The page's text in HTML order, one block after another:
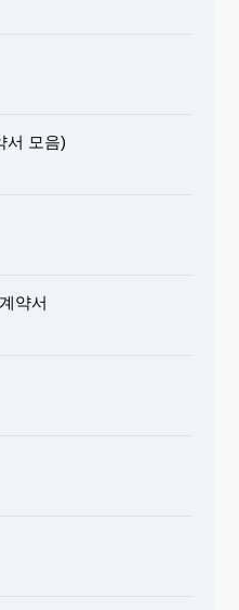
서 모음)
약서